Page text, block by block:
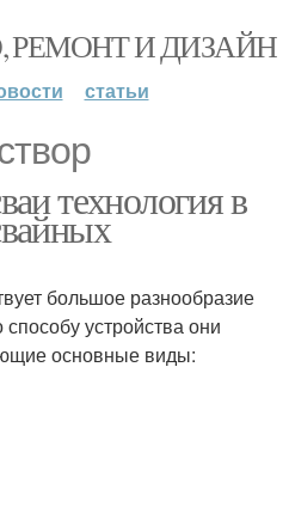
РЕМОНТ И ДИЗАЙН
статьи
технология в
большое разнообразие
устройства они
основные виды: